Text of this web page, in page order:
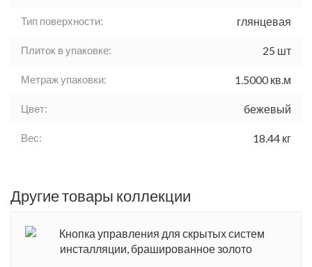
Тип поверхности: глянцевая
Плиток в упаковке: 25 шт
Метраж упаковки: 1.5000 кв.м
Цвет: бежевый
Вес: 18.44 кг
Другие товары коллекции